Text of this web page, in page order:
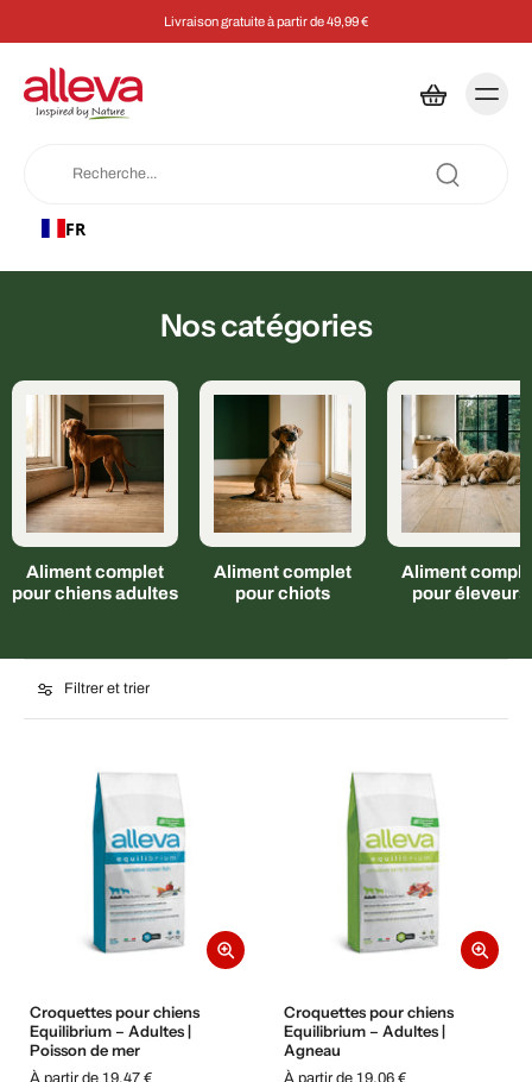
Livraison gratuite à partir de 49,99 €
FR
Nos catégories
Aliment complet
pour chiens adultes
Aliment complet
pour chiots
Aliment
pour éleveurs
Filtrer et trier
Croquettes pour chiens
Equilibrium – Adultes |
Poisson de mer
À partir de 19,47 €
Croquettes pour chiens
Equilibrium – Adultes |
Agneau
À partir de 19,06 €